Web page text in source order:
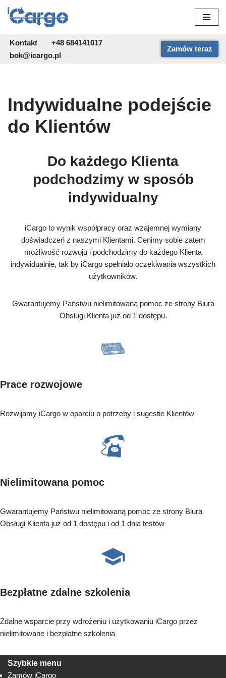
do
treści
Kontakt
+48 684141017
bok@icargo.pl
Zamów teraz
Indywidualne podejście
do Klientów
Do każdego Klienta
podchodzimy w sposób
indywidualny
iCargo to wynik współpracy oraz wzajemnej wymiany
doświadczeń z naszymi Klientami. Cenimy sobie zatem
możliwość rozwoju i podchodzimy do każdego Klienta
indywidualnie, tak by iCargo spełniało oczekiwania wszystkich
użytkowników.
Gwarantujemy Państwu nielimitowaną pomoc ze strony Biura
Obsługi Klienta już od 1 dostępu.
Prace rozwojowe
Rozwijamy iCargo w oparciu o potrzeby i sugestie Klientów
Nielimitowana pomoc
Gwarantujemy Państwu nielimitowaną pomoc ze strony Biura
Obsługi Klienta już od 1 dostępu i od 1 dnia testów
Bezpłatne zdalne szkolenia
Zdalne wsparcie przy wdrożeniu i użytkowaniu iCargo przez
nielimitowane i bezpłatne szkolenia
Szybkie menu
Zamów iCargo